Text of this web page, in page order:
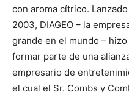
con aroma cítrico.
2003, DIAGEO – la
grande en el mundo –
formar parte de una
empresario de
el cual el Sr. Combs y